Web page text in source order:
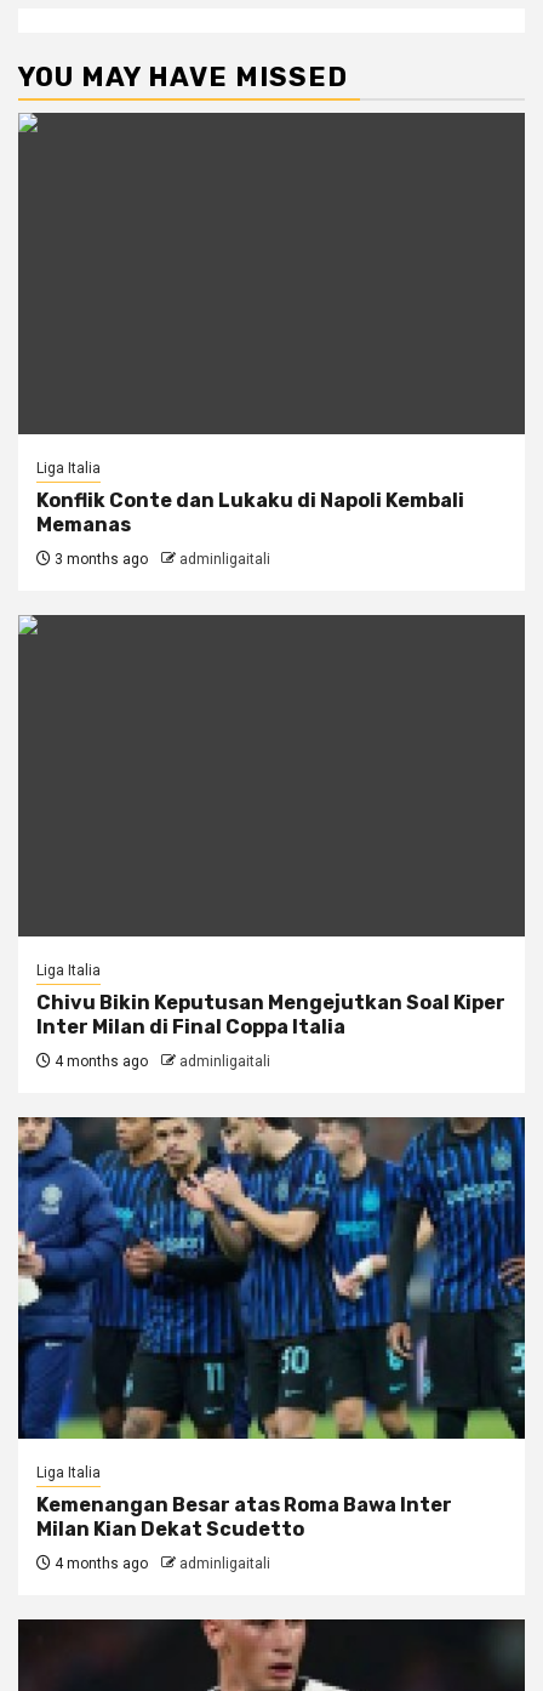
YOU MAY HAVE MISSED
Liga Italia
Konflik Conte dan Lukaku di Napoli Kembali
Memanas
3 months ago adminligaitali
Liga Italia
Chivu Bikin Keputusan Mengejutkan Soal Kiper
Inter Milan di Final Coppa Italia
4 months ago adminligaitali
Liga Italia
Kemenangan Besar atas Roma Bawa Inter
Milan Kian Dekat Scudetto
4 months ago adminligaitali